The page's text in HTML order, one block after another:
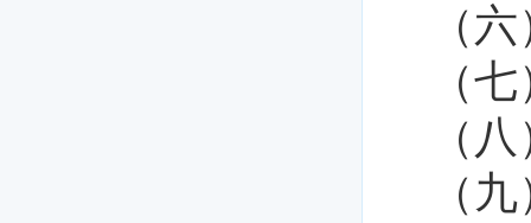
（
（
（
（